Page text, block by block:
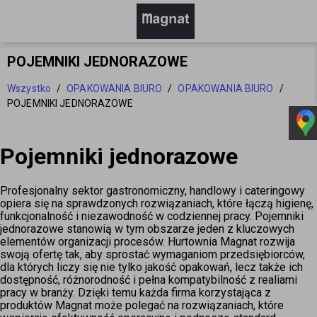
POJEMNIKI JEDNORAZOWE
Wszystko / OPAKOWANIA BIURO / OPAKOWANIA BIURO
/
POJEMNIKI JEDNORAZOWE
Pojemniki jednorazowe
Profesjonalny sektor gastronomiczny, handlowy i cateringowy
opiera się na sprawdzonych rozwiązaniach, które łączą higienę,
funkcjonalność i niezawodność w codziennej pracy. Pojemniki
jednorazowe stanowią w tym obszarze jeden z kluczowych
elementów organizacji procesów. Hurtownia Magnat rozwija
swoją ofertę tak, aby sprostać wymaganiom przedsiębiorców,
dla których liczy się nie tylko jakość opakowań, lecz także ich
dostępność, różnorodność i pełna kompatybilność z realiami
pracy w branży. Dzięki temu każda firma korzystająca z
produktów Magnat może polegać na rozwiązaniach, które